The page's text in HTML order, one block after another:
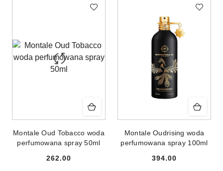
Montale Oud Tobacco woda
perfumowana spray 50ml
Cena:
262.00
Montale Oudrising woda
perfumowana spray 100ml
Cena:
394.00